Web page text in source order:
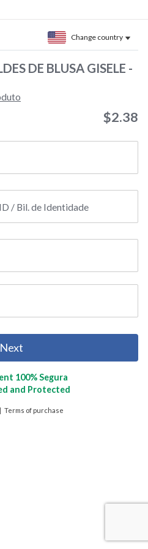
Change country
DE BLUSA GISELE -
$2.38
/ Bil. de Identidade
Next
100% Segura
and Protected
Terms of purchase